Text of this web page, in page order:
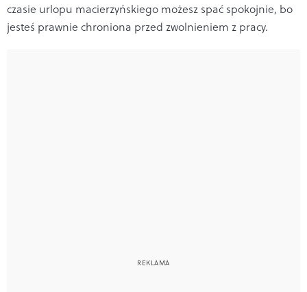
czasie urlopu macierzyńskiego możesz spać spokojnie, bo
jesteś prawnie chroniona przed zwolnieniem z pracy.